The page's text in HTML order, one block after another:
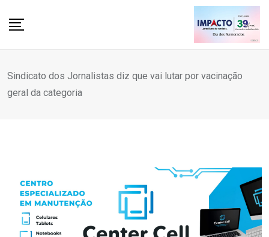
Sindicato dos Jornalistas diz que vai lutar por vacinação
geral da categoria